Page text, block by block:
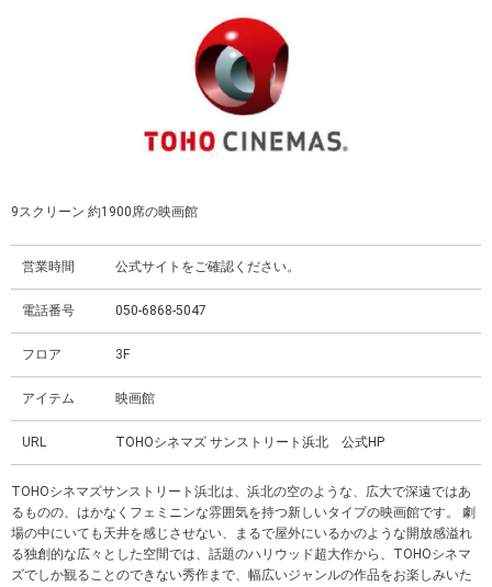
9スクリーン 約1900席の映画館
営業時間 公式サイトをご確認ください。
電話番号 050-6868-5047
フロア 3F
アイテム 映画館
URL TOHOシネマズ サンストリート浜北 公式HP
TOHOシネマズサンストリート浜北は、浜北の空のような、広大で深遠ではあ
るものの、はかなくフェミニンな雰囲気を持つ新しいタイプの映画館です。 劇
場の中にいても天井を感じさせない、まるで屋外にいるかのような開放感溢れ
る独創的な広々とした空間では、話題のハリウッド超大作から、TOHOシネマ
ズでしか観ることのできない秀作まで、幅広いジャンルの作品をお楽しみいた